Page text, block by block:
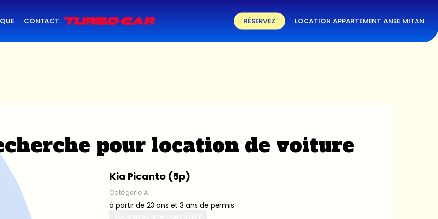
CONTACT RÉSERVEZ LOCATION APPARTEMENT ANSE MITAN
pour location de voiture
Kia Picanto (5p)
Catégorie A
à partir de 23 ans et 3 ans de permis